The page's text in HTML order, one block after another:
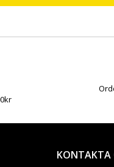
KONTAKTA